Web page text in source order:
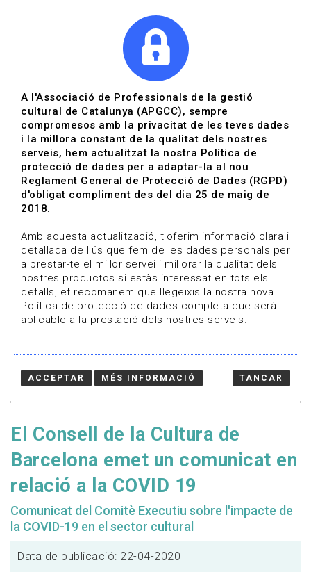
Actualitat | Gestió cultural
Data de publicació: 22-04-2020
HOME
El Consell de la Cultura de
Barcelona emet un comunicat en
relació a la COVID 19
Comunicat del Comitè Executiu sobre l'impacte de
la COVID-19 en el sector cultural
Data de publicació: 22-04-2020
A l'Associació de Professionals de la gestió
cultural de Catalunya (APGCC), sempre
compromesos amb la privacitat de les teves dades
i la millora constant de la qualitat dels nostres
serveis, hem actualitzat la nostra Política de
protecció de dades per a adaptar-la al nou
Reglament General de Protecció de Dades (RGPD)
d'obligat compliment des del dia 25 de maig de
2018.
Amb aquesta actualització, t'oferim informació clara i
detallada de l'ús que fem de les dades personals per
a prestar-te el millor servei i millorar la qualitat dels
nostres productos.si estàs interessat en tots els
detalls, et recomanem que llegeixis la nostra nova
Política de protecció de dades completa que serà
aplicable a la prestació dels nostres serveis.
ACCEPTAR MÉS INFORMACIÓ TANCAR